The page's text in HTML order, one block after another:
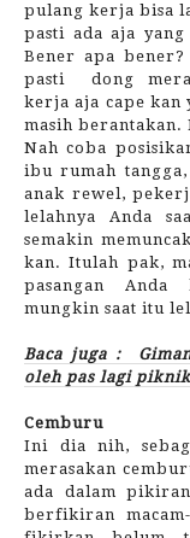
pulang kerja bisa
pasti ada aja
Bener apa bener?
pasti
dong
kerja aja cape kan
masih berantakan.
Nah coba
ibu rumah
anak rewel,
lelahnya Anda
semakin
kan. Itulah pak,
pasangan Anda
mungkin saat itu
Baca juga :
oleh pas lagi
Cemburu
Ini dia nih,
merasakan
ada dalam
berfikiran